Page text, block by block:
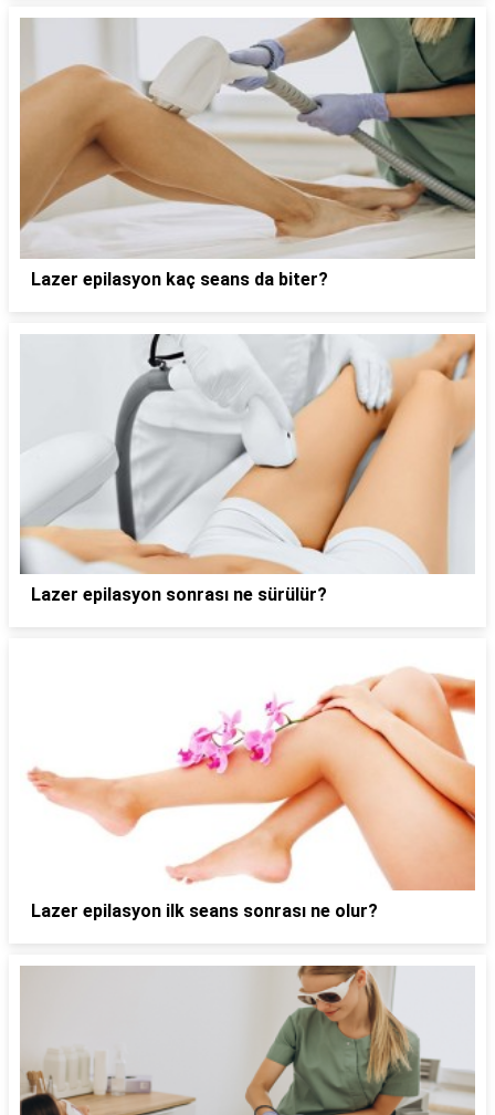
Lazer epilasyon kaç seans da biter?
Lazer epilasyon sonrası ne sürülür?
Lazer epilasyon ilk seans sonrası ne olur?